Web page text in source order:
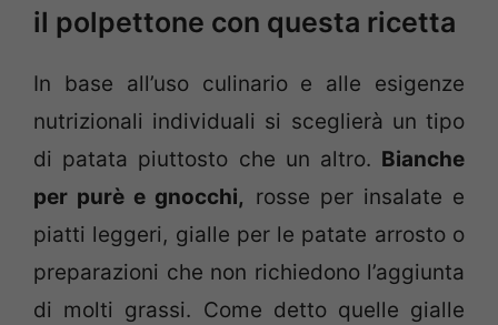
il polpettone con questa ricetta
In base all’uso culinario e alle esigenze
nutrizionali individuali si sceglierà un tipo
di patata piuttosto che un altro. Bianche
per purè e gnocchi, rosse per insalate e
piatti leggeri, gialle per le patate arrosto o
preparazioni che non richiedono l’aggiunta
di molti grassi. Come detto quelle gialle